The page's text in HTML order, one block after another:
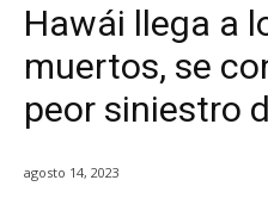
Hawái llega a
muertos, se
peor siniestro
agosto 14, 2023